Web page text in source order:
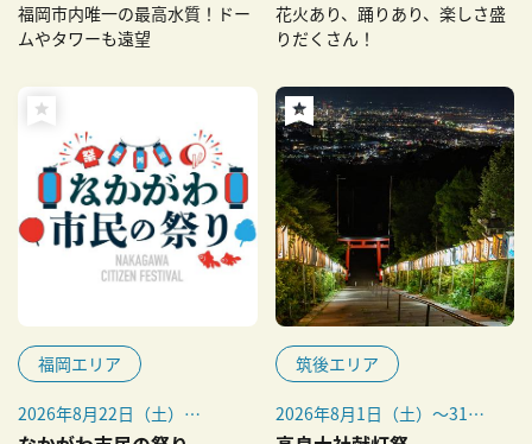
福岡市内唯一の最高水質！ドー
ムやタワーも遠望
花火あり、踊りあり、楽しさ盛
りだくさん！
福岡エリア
2026年8月22日（土）
※雨天決行、荒天中止（順延
筑後エリア
2026年8月1日（土）～31日
（月）